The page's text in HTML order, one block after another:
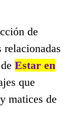
de
Estar en
que
matices de